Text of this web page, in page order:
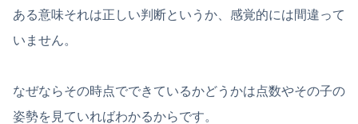
ある意味それは正しい判断というか、感覚的には間違って
いません。
なぜならその時点でできているかどうかは点数やその子の
姿勢を見ていればわかるからです。